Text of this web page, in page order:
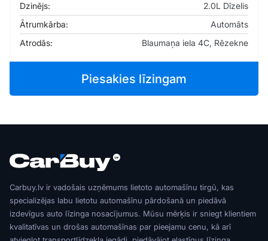
Dzinējs:
2.0L Dīzelis
Ātrumkārba:
Automāts
Atrodās:
Blaumaņa iela 4C, Rēzekne
Piesakies līzingam
Carbuy.lv ir vadošais uzņēmums lietoto automašīnu tirgū, kas
specializējas labu lietotu automašīnu pārdošanā un piedāvā
izdevīgus auto līzinga nosacījumus. Mūsu mērķis ir sniegt klientiem
kvalitatīvas un drošas automašīnas par pieejamu cenu, kā arī